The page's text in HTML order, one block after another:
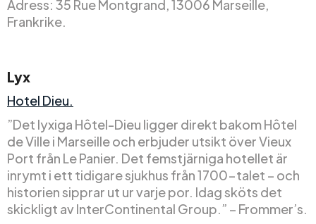
Adress: 35 Rue Montgrand, 13006 Marseille,
Frankrike.
Lyx
Hotel Dieu.
”Det lyxiga Hôtel-Dieu ligger direkt bakom Hôtel
de Ville i Marseille och erbjuder utsikt över Vieux
Port från Le Panier. Det femstjärniga hotellet är
inrymt i ett tidigare sjukhus från 1700-talet – och
historien sipprar ut ur varje por. Idag sköts det
skickligt av InterContinental Group.” – Frommer’s.